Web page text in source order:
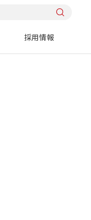
採用情報